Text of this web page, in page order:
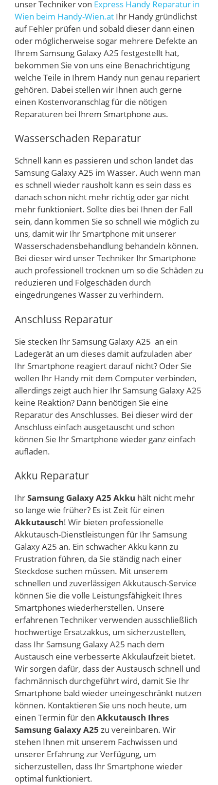
unser Techniker von Express Handy Reparatur in
Wien beim Handy-Wien.at Ihr Handy gründlichst
auf Fehler prüfen und sobald dieser dann einen
oder möglicherweise sogar mehrere Defekte an
Ihrem Samsung Galaxy A25 festgestellt hat,
bekommen Sie von uns eine Benachrichtigung
welche Teile in Ihrem Handy nun genau repariert
gehören. Dabei stellen wir Ihnen auch gerne
einen Kostenvoranschlag für die nötigen
Reparaturen bei Ihrem Smartphone aus.
Wasserschaden Reparatur
Schnell kann es passieren und schon landet das
Samsung Galaxy A25 im Wasser. Auch wenn man
es schnell wieder rausholt kann es sein dass es
danach schon nicht mehr richtig oder gar nicht
mehr funktioniert. Sollte dies bei Ihnen der Fall
sein, dann kommen Sie so schnell wie möglich zu
uns, damit wir Ihr Smartphone mit unserer
Wasserschadensbehandlung behandeln können.
Bei dieser wird unser Techniker Ihr Smartphone
auch professionell trocknen um so die Schäden zu
reduzieren und Folgeschäden durch
eingedrungenes Wasser zu verhindern.
Anschluss Reparatur
Sie stecken Ihr Samsung Galaxy A25 an ein
Ladegerät an um dieses damit aufzuladen aber
Ihr Smartphone reagiert darauf nicht? Oder Sie
wollen Ihr Handy mit dem Computer verbinden,
allerdings zeigt auch hier Ihr Samsung Galaxy A25
keine Reaktion? Dann benötigen Sie eine
Reparatur des Anschlusses. Bei dieser wird der
Anschluss einfach ausgetauscht und schon
können Sie Ihr Smartphone wieder ganz einfach
aufladen.
Akku Reparatur
IhrSamsung Galaxy A25 Akku hält nicht mehr
so lange wie früher? Es ist Zeit für einen
Akkutausch! Wir bieten professionelle
Akkutausch-Dienstleistungen für Ihr Samsung
Galaxy A25 an. Ein schwacher Akku kann zu
Frustration führen, da Sie ständig nach einer
Steckdose suchen müssen. Mit unserem
schnellen und zuverlässigen Akkutausch-Service
können Sie die volle Leistungsfähigkeit Ihres
Smartphones wiederherstellen. Unsere
erfahrenen Techniker verwenden ausschließlich
hochwertige Ersatzakkus, um sicherzustellen,
dass Ihr Samsung Galaxy A25 nach dem
Austausch eine verbesserte Akkulaufzeit bietet.
Wir sorgen dafür, dass der Austausch schnell und
fachmännisch durchgeführt wird, damit Sie Ihr
Smartphone bald wieder uneingeschränkt nutzen
können. Kontaktieren Sie uns noch heute, um
einen Termin für den Akkutausch Ihres
Samsung Galaxy A25 zu vereinbaren. Wir
stehen Ihnen mit unserem Fachwissen und
unserer Erfahrung zur Verfügung, um
sicherzustellen, dass Ihr Smartphone wieder
optimal funktioniert.